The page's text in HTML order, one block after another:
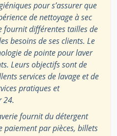
pour s’assurer que
de nettoyage à sec
fournit différentes tailles de
besoins de ses clients. Le
de pointe pour laver
Leurs objectifs sont de
services de lavage et de
pratiques et
24.
fournit du détergent
paiement par pièces, billets